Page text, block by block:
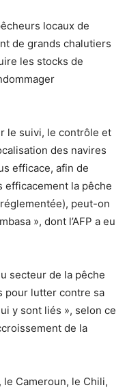
locaux de
de grands chalutiers
les stocks de
le suivi, le contrôle et
des navires
efficace, afin de
efficacement la pêche
peut-on
», dont l’AFP a eu
secteur de la pêche
pour lutter contre sa
y sont liés », selon ce
de la
le Cameroun, le Chili,